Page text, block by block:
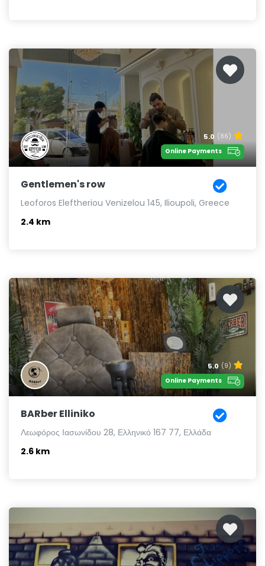
5.0 (86)
Online Payments
Gentlemen's row
Leoforos Eleftheriou Venizelou 145, Ilioupoli, Greece
2.4 km
5.0 (9)
Online Payments
BARber Elliniko
Λεωφόρος Ιασωνίδου 28, Ελληνικό 167 77, Ελλάδα
2.6 km